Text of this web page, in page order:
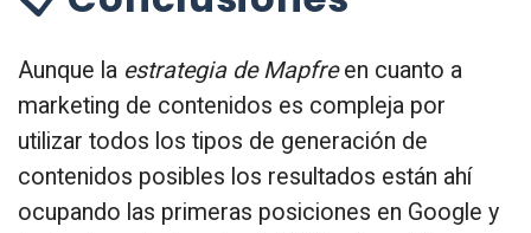
Aunque la estrategia de Mapfreen cuanto a
marketing de contenidos es compleja por
utilizar todos los tipos de generación de
contenidos posibles los resultados están ahí
ocupando las primeras posiciones en Google y